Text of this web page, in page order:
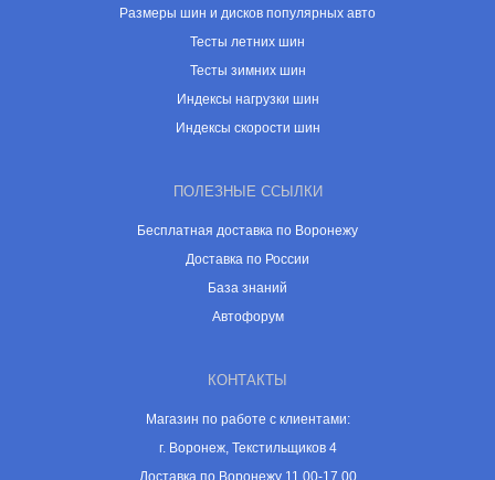
Размеры шин и дисков популярных авто
Тесты летних шин
Тесты зимних шин
Индексы нагрузки шин
Индексы скорости шин
ПОЛЕЗНЫЕ ССЫЛКИ
Бесплатная доставка по Воронежу
Доставка по России
База знаний
Автофорум
КОНТАКТЫ
Магазин по работе с клиентами:
г. Воронеж, Текстильщиков 4
Доставка по Воронежу 11.00-17.00